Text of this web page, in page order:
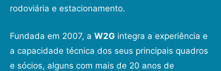
rodoviária e estacionamento.
Fundada em 2007, a W2G integra a experiência e
a capacidade técnica dos seus principais quadros
e sócios, alguns com mais de 20 anos de